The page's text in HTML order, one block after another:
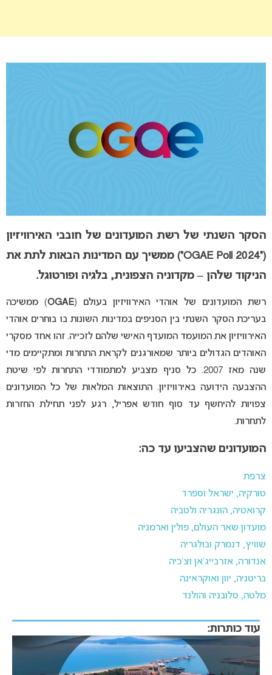
הסקר השנתי של רשת המועדונים של חובבי האירוויזיון
(“OGAE Poll 2024”) ממשיך עם המדינות הבאות לתת את
הניקוד שלהן – מקדוניה הצפונית, בלגיה ופורטוגל.
רשת המועדונים של אוהדי האירוויזיון בעולם (OGAE) ממשיכה
בעריכת הסקר השנתי בין הסניפים במדינות השונות בו בוחרים אוהדי
האירוויזיון את המועמד המועדף האישי שלהם לזכייה. זהו אחד מסקרי
האוהדים הגדולים ביותר שמאורגנים לקראת התחרות ומתקיימים מדי
שנה מאז 2007. כל סניף מצביע למתמודדי התחרות לפי שיטת
ההצבעה הידועה באירוויזיון. התוצאות המלאות של כל המועדונים
צפויות להיחשף עד סוף חודש אפריל, רגע לפני תחילת החזרות
לתחרות.
המועדונים שהצביעו עד כה:
צרפת
טורקיה, ישראל וספרד
קרואטיה, הונגריה ולטביה
מועדון שאר העולם, פולין וארמניה
שוויץ, דנמרק ובולגריה
אנדורה, אזרבייג’אן וצ’כיה
בריטניה, יוון ואוקראינה
מלטה, סלובניה והולנד
עוד כותרות: